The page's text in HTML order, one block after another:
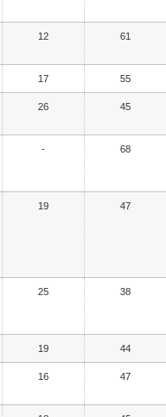
12 61
17 55
26 45
- 68
19 47
25 38
19 44
16 47